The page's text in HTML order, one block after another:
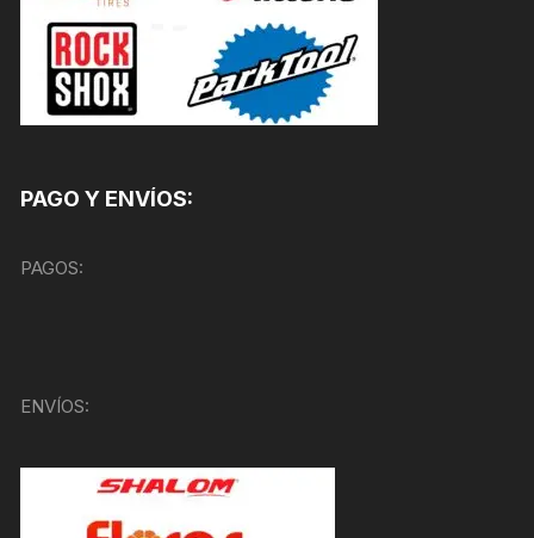
PAGO Y ENVÍOS:
PAGOS:
ENVÍOS: